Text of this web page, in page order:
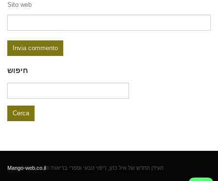
Sito web
חיפוש
per:
© העידן החדש של איל כהן, ריפוי טבעי וספרי בריאות Mango-web.co.il